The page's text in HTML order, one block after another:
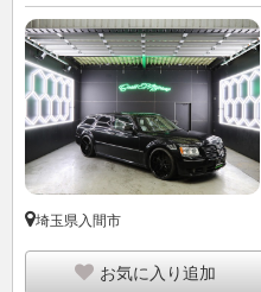
埼玉県入間市
お気に入り追加